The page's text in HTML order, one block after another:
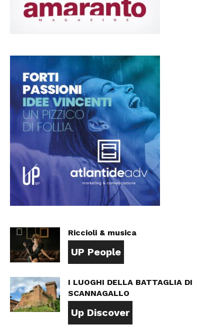
Riccioli & musica
UP People
I LUOGHI DELLA BATTAGLIA DI
SCANNAGALLO
Up Discover